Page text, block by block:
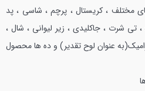
مختلف ، کریستال ، پرچم ، شاسي ، پد
، كلاه ، تي شرت ، جاکلیدي ، زير لیواني ، شال ،
عنوان لوح تقدير) و ده ها محصول